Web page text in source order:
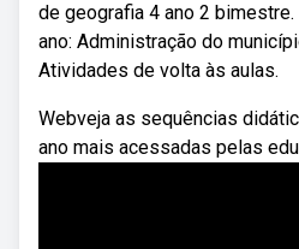
de geografia 4 ano 2
ano: Administração do
Atividades de volta às aulas.
Webveja as sequências
ano mais acessadas pelas